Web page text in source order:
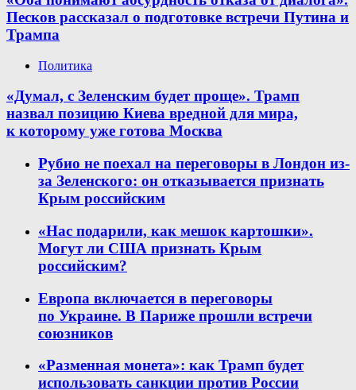
Песков рассказал о подготовке встречи Путина и
Трампа
Политика
«Думал, с Зеленским будет проще». Трамп
назвал позицию Киева вредной для мира,
к которому уже готова Москва
Рубио не поехал на переговоры в Лондон из-
за Зеленского: он отказывается признать
Крым российским
«Нас подарили, как мешок картошки».
Могут ли США признать Крым
российским?
Европа включается в переговоры
по Украине. В Париже прошли встречи
союзников
«Разменная монета»: как Трамп будет
использовать санкции против России